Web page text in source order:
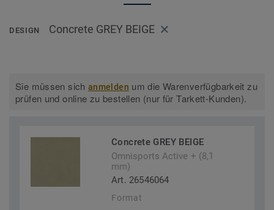
DESIGN Concrete GREY BEIGE
Sie müssen sichanmelden um die Warenverfügbarkeit zu
prüfen und online zu bestellen (nur für Tarkett-Kunden).
Concrete GREY BEIGE
Omnisports Active + (8,1
mm)
Art. 26546064
Format